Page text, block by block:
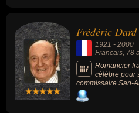
connu pour son
rapprochement des
collaborationnistes
allemand pendant
mondiale.
Frédéric Dard
1921 - 2000
Francais , 78
Romancier
célèbre pour
commissaire San-
Bérurier, dont il a
1949 et sa mort en